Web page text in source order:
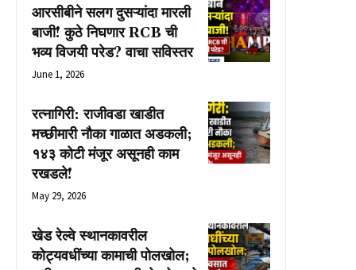
आरसीबीने सलग दुसऱ्यांदा मारली
बाजी! कुठे निघणार RCB ची
भव्य विजयी परेड? वाचा सविस्तर
June 1, 2026
रत्नागिरी: राजीवडा खाडीत
मच्छीमारी नौका गाळात अडकली;
१४३ कोटी मंजूर असूनही काम
रखडले!
May 29, 2026
खेड रेल्वे स्थानकावरील
कोट्यवधींच्या कामाची पोलखोल;